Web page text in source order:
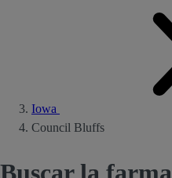
Iowa
Council Bluffs